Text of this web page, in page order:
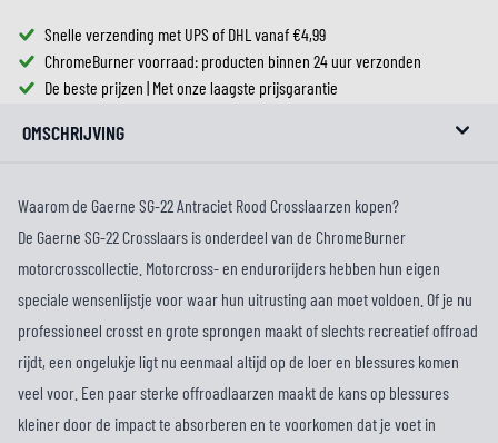
Snelle verzending met UPS of DHL vanaf €4,99
ChromeBurner voorraad: producten binnen 24 uur verzonden
De beste prijzen | Met onze laagste prijsgarantie
OMSCHRIJVING
Waarom de Gaerne SG-22 Antraciet Rood Crosslaarzen kopen?
De Gaerne SG-22 Crosslaars is onderdeel van de ChromeBurner
motorcrosscollectie. Motorcross- en endurorijders hebben hun eigen
speciale wensenlijstje voor waar hun uitrusting aan moet voldoen. Of je nu
professioneel crosst en grote sprongen maakt of slechts recreatief offroad
rijdt, een ongelukje ligt nu eenmaal altijd op de loer en blessures komen
veel voor. Een paar sterke offroadlaarzen maakt de kans op blessures
kleiner door de impact te absorberen en te voorkomen dat je voet in